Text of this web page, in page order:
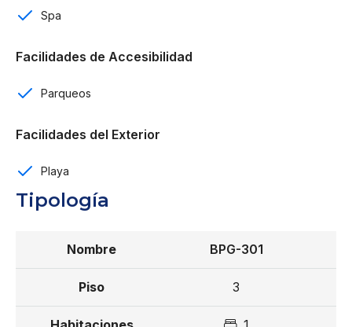
Gimnasio
Alta rentabilidad hotelera
Reserva con US$ 3,000
Spa
Facilidades de Accesibilidad
Parqueos
Facilidades del Exterior
Playa
Tipología
BPG-301
3